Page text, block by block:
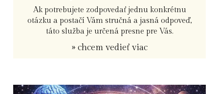
Ak potrebujete zodpovedať jednu konkrétnu
otázku a postačí Vám stručná a jasná odpoveď,
táto služba je určená presne pre Vás.
» chcem vedieť viac